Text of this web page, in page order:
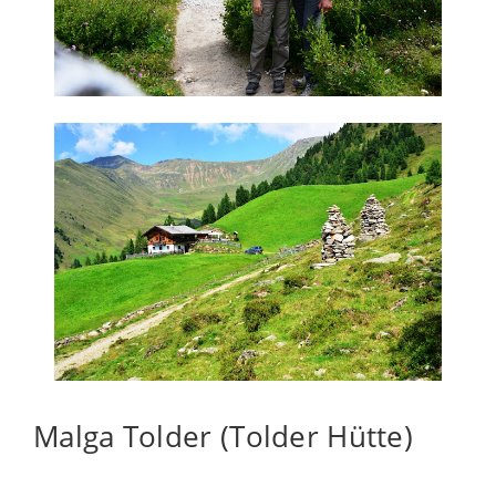
Malga Tolder (Tolder Hütte)